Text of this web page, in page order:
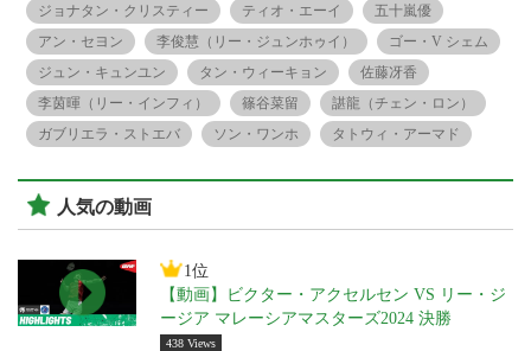
ジョナタン・クリスティー
ティオ・エーイ
五十嵐優
アン・セヨン
李俊慧（リー・ジュンホゥイ）
ゴー・V シェム
ジュン・キュンユン
タン・ウィーキョン
佐藤冴香
李茵暉（リー・インフィ）
篠谷菜留
諶龍（チェン・ロン）
ガブリエラ・ストエバ
ソン・ワンホ タトウィ・アーマド
人気の動画
1位
【動画】ビクター・アクセルセン VS リー・ジ
ージア マレーシアマスターズ2024 決勝
438 Views